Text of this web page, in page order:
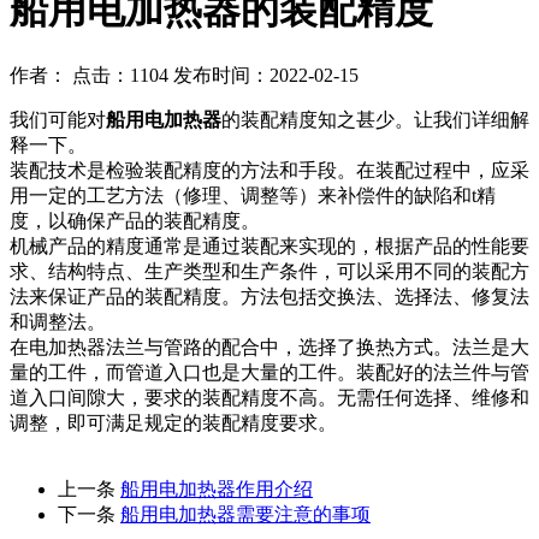
船用电加热器的装配精度
作者： 点击：1104 发布时间：2022-02-15
我们可能对船用电加热器的装配精度知之甚少。让我们详细解
释一下。
装配技术是检验装配精度的方法和手段。在装配过程中，应采
用一定的工艺方法（修理、调整等）来补偿件的缺陷和t精
度，以确保产品的装配精度。
机械产品的精度通常是通过装配来实现的，根据产品的性能要
求、结构特点、生产类型和生产条件，可以采用不同的装配方
法来保证产品的装配精度。方法包括交换法、选择法、修复法
和调整法。
在电加热器法兰与管路的配合中，选择了换热方式。法兰是大
量的工件，而管道入口也是大量的工件。装配好的法兰件与管
道入口间隙大，要求的装配精度不高。无需任何选择、维修和
调整，即可满足规定的装配精度要求。
上一条 船用电加热器作用介绍
下一条 船用电加热器需要注意的事项